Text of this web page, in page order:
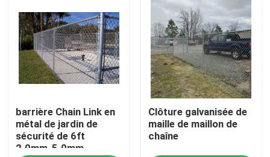
Accueil
barrière Chain Link en
métal de jardin de
sécurité de 6ft
2.0mm-5.0mm
Clôture galvanisée de
maille de maillon de
chaîne